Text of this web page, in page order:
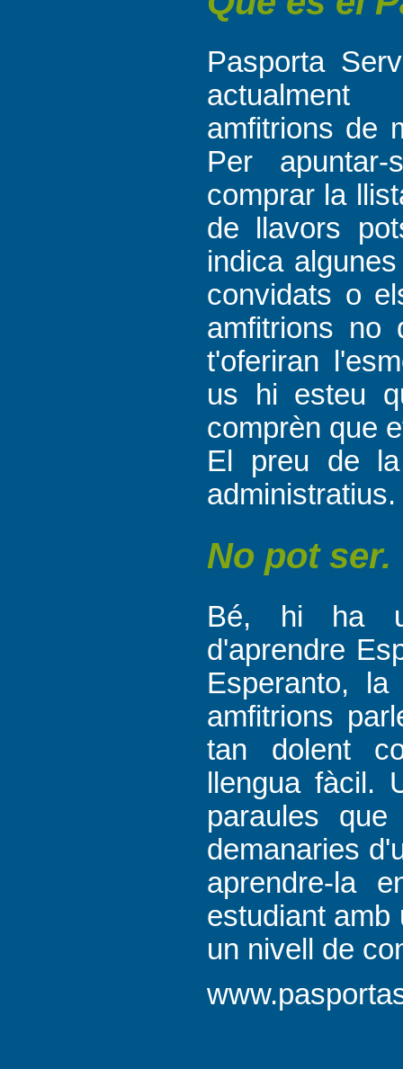
Pasporta
amfitrions de
Per
comprar la
de llavors
indica
convidats o
amfitrions no
t'oferiran
us hi esteu
comprèn que
El preu de
administratius.
No pot ser.
Bé, hi ha
d'aprendre
Esperanto,
amfitrions
tan dolent
llengua fàcil.
paraules
demanaries
aprendre-la
estudiant amb
un nivell de